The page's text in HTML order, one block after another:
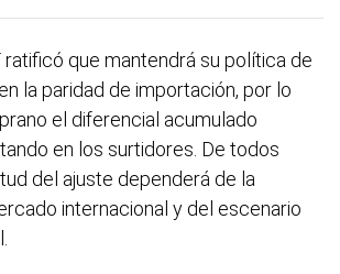
ratificó que mantendrá su política de
la paridad de importación, por lo
el diferencial acumulado
en los surtidores. De todos
del ajuste dependerá de la
internacional y del escenario